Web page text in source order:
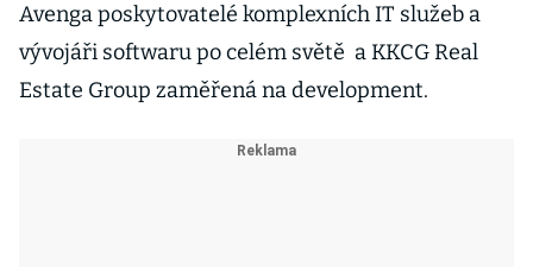
Avenga poskytovatelé komplexních IT služeb a
vývojáři softwaru po celém světě a KKCG Real
Estate Group zaměřená na development.